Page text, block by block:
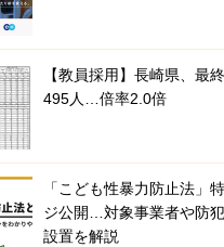
【教員採用】長崎県、最
495人…倍率2.0倍
「こども性暴力防止法」
ジ公開…対象事業者や防
設置を解説